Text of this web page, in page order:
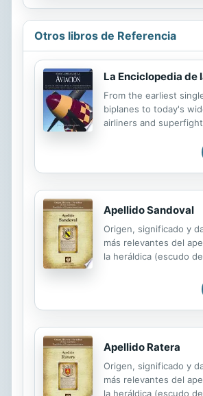
simbolismo de los
Otros libros de Referencia
La Enciclopedia de
From the earliest
biplanes to today's
airliners and
encyclopedia
information to satisfy
1,000 aircraft are
photograph or artwork,
examples treated in
including dimensions,
capabilities, and
primeros biplanos y
modernos, esta guía
y desarrollo de todos
militar....
Apellido Sandoval
Origen, significado y
más relevantes del
la heráldica (escudo
edición de todas
nos regimos por un
protocolo cuya
garantizar la
simbolismo de los
esmaltes, metales y
heráldicas.
Apellido Ratera
Origen, significado y
más relevantes del
la heráldica (escudo